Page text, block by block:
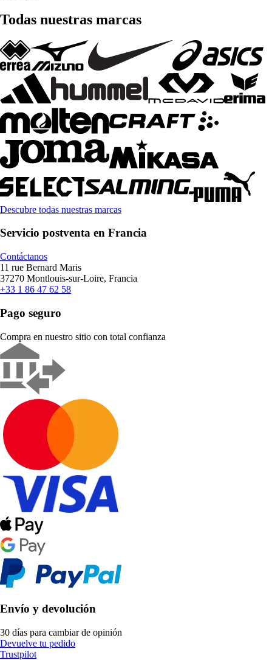
Todas nuestras marcas
Descubre todas nuestras marcas
Servicio postventa en Francia
Contáctanos
11 rue Bernard Maris
37270 Montlouis-sur-Loire, Francia
+33 1 86 47 62 58
Pago seguro
Compra en nuestro sitio con total confianza
Envío y devolución
30 días para cambiar de opinión
Devuelve tu pedido
Trustpilot